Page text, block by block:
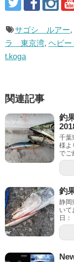
サゴシ ルアー,
ラ 東京湾, ヘビー
t.koga
関連記事
釣
千葉
様よ
でご
釣
静岡
いて
日